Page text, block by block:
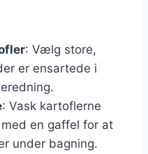
: Vælg store,
er ensartede i
: Vask kartoflerne
en gaffel for at
under bagning.